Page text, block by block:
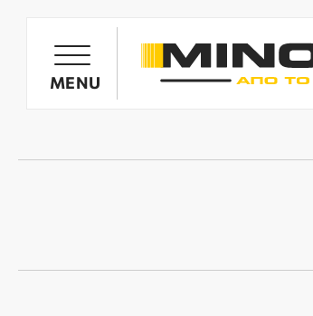
MENU ΠΡΟΪΟΝΤΑ